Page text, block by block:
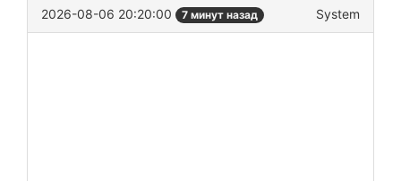
2026-08-06 20:20:00 7 минут назад System